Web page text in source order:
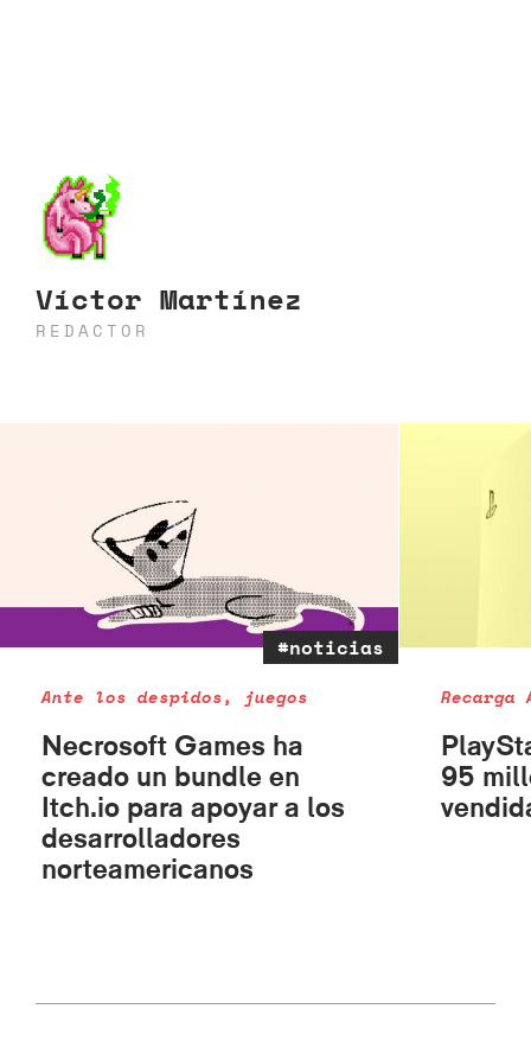
Víctor Martínez
REDACTOR
#noticias
Ante los despidos, juegos
Necrosoft Games ha
creado un bundle en
Itch.io para apoyar a los
desarrolladores
norteamericanos
Recarga
95